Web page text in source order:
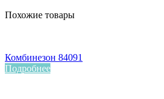
Похожие товары
Комбинезон 84091
Подробнее